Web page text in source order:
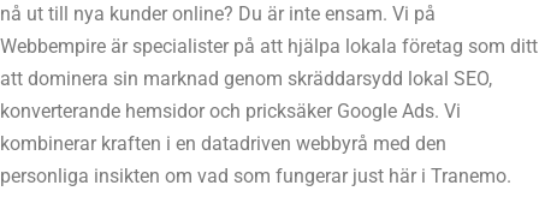
nå ut till nya kunder online? Du är inte ensam. Vi på
Webbempire är specialister på att hjälpa lokala företag som ditt
att dominera sin marknad genom skräddarsydd lokal SEO,
konverterande hemsidor och pricksäker Google Ads. Vi
kombinerar kraften i en datadriven webbyrå med den
personliga insikten om vad som fungerar just här i Tranemo.